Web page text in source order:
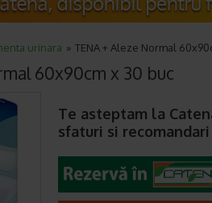
urinara TENA + Aleze Normal
60x90cm x 30 buc
Te asteptam la
sfaturi si recomandari